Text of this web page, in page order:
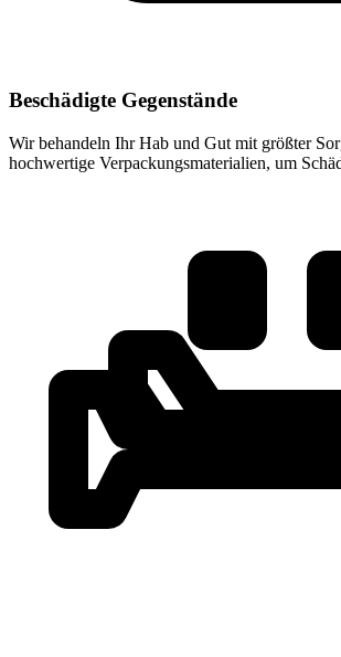
Beschädigte Gegenstände
Wir behandeln Ihr Hab und Gut mit größter
hochwertige Verpackungsmaterialien, um